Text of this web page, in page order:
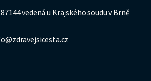
vedená u Krajského soudu v Brně